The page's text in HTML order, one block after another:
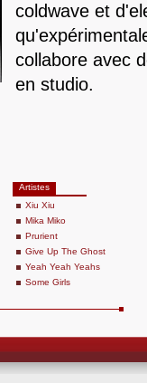
coldwave et
collabore avec
en studio.
Artistes
Xiu Xiu
Mika Miko
Prurient
Give Up The Ghost
Yeah Yeah Yeahs
Some Girls